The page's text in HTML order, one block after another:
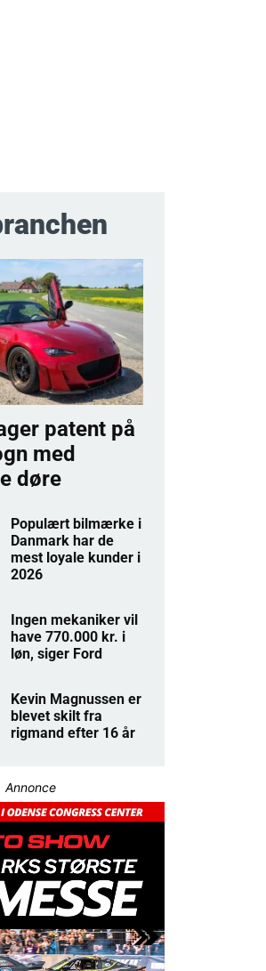
patent på
med
døre
Populært bilmærke i
Danmark har de
mest loyale kunder i
2026
Ingen mekaniker vil
have 770.000 kr. i
løn, siger Ford
Kevin Magnussen er
blevet skilt fra
rigmand efter 16 år
Annonce